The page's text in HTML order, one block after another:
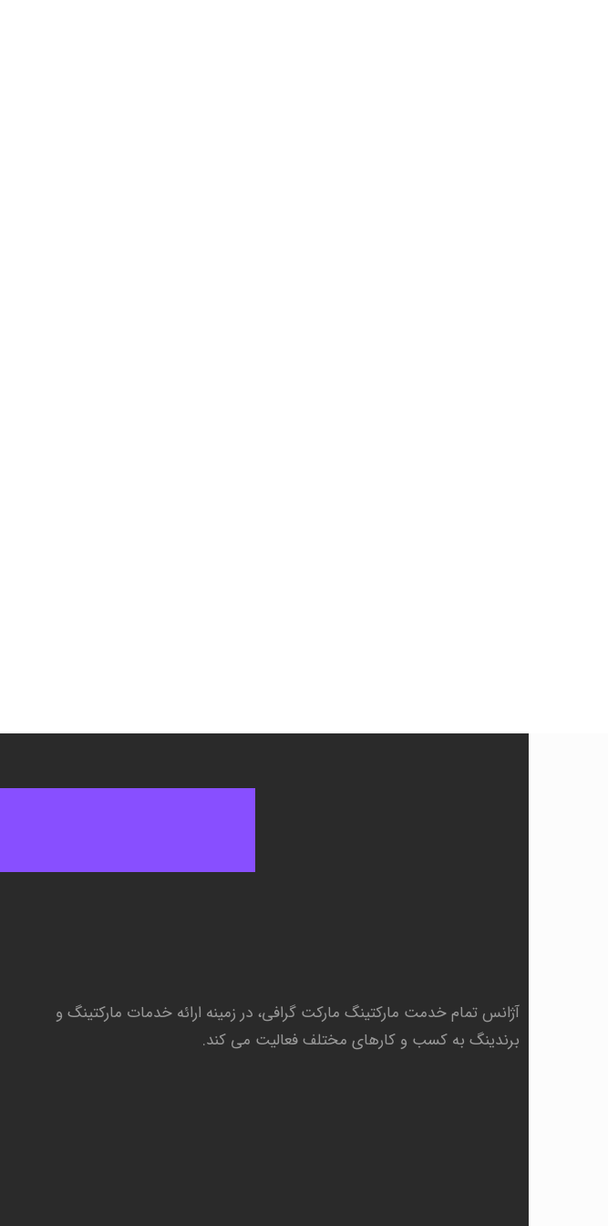
آژانس تمام خدمت مارکتینگ مارکت گرافی، در زمینه ارائه خدمات مارکتینگ و
برندینگ به کسب و کارهای مختلف فعالیت می کند.